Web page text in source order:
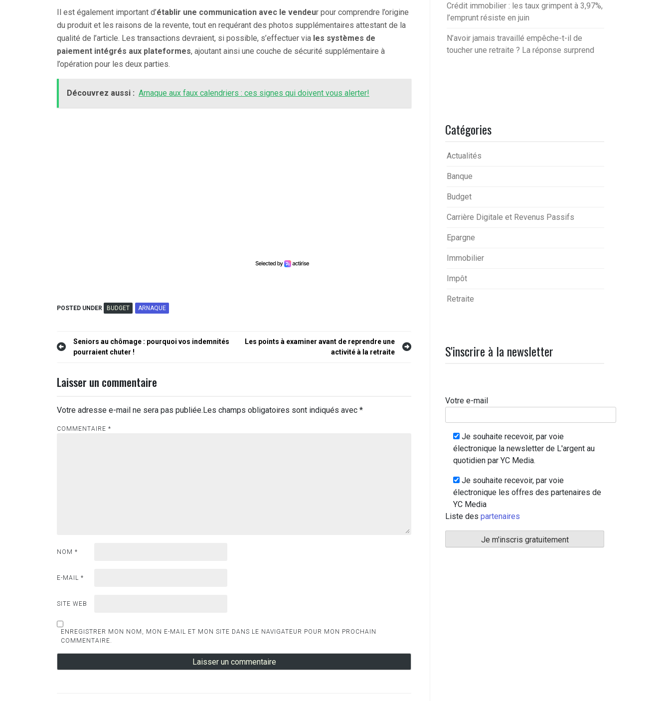
Il est également important d’établir une communication avec le vendeur pour comprendre l’origine
du produit et les raisons de la revente, tout en requérant des photos supplémentaires attestant de la
qualité de l’article. Les transactions devraient, si possible, s’effectuer via les systèmes de
paiement intégrés aux plateformes, ajoutant ainsi une couche de sécurité supplémentaire à
l’opération pour les deux parties.
Découvrez aussi : Arnaque aux faux calendriers : ces signes qui doivent vous alerter!
POSTED UNDER BUDGET ARNAQUE
Navigation
l’article
Seniors au chômage : pourquoi vos indemnités
pourraient chuter !
Les points à examiner avant de reprendre une
activité à la retraite
Laisser un commentaire
Votre adresse e-mail ne sera pas publiée.Les champs obligatoires sont indiqués avec *
COMMENTAIRE *
NOM *
E-MAIL *
SITE WEB
ENREGISTRER MON NOM, MON E-MAIL ET MON SITE DANS LE NAVIGATEUR POUR MON PROCHAIN
COMMENTAIRE.
Crédit immobilier : les taux grimpent à 3,97%,
l’emprunt résiste en juin
N’avoir jamais travaillé empêche-t-il de
toucher une retraite ? La réponse surprend
Catégories
Actualités
Banque
Budget
Carrière Digitale et Revenus Passifs
Epargne
Immobilier
Impôt
Retraite
S'inscrire à la newsletter
Votre e-mail
Je souhaite recevoir, par voie
électronique la newsletter de L'argent au
quotidien par YC Media.
Je souhaite recevoir, par voie
électronique les offres des partenaires de
YC Media
Liste des partenaires